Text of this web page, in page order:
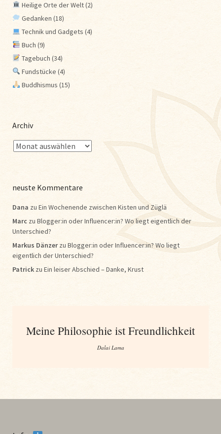
Heilige Orte der Welt(2)
Gedanken (18)
Technik und Gadgets (4)
Buch (9)
Tagebuch (34)
Fundstücke (4)
Buddhismus (15)
Archiv
neuste Kommentare
Dana zu Ein Wochenende zwischen Kisten und Züglä
Marc zu Blogger:in oder Influencer:in? Wo liegt eigentlich der
Unterschied?
Markus Dänzerzu Blogger:in oder Influencer:in? Wo liegt
eigentlich der Unterschied?
Patrick zu Ein leiser Abschied – Danke, Krust
Meine Philosophie ist Freundlichkeit
Dalai Lama